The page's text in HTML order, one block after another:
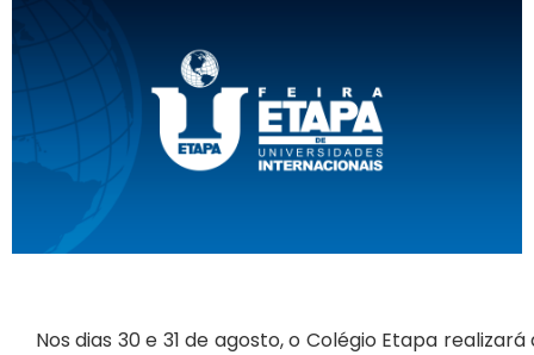
Nos dias 30 e 31 de agosto, o Colégio Etapa realizará